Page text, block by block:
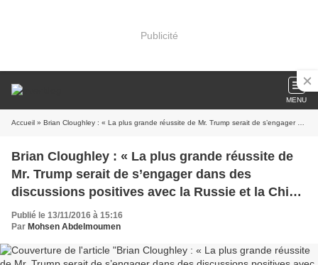
Publicité
MENU
Accueil » Brian Cloughley : « La plus grande réussite de Mr. Trump serait de s’engager dans des discussions positives avec la Russie et la Chine »
Brian Cloughley : « La plus grande réussite de
Mr. Trump serait de s’engager dans des
discussions positives avec la Russie et la Chine
»
Publié le 13/11/2016 à 15:16
Par Mohsen Abdelmoumen